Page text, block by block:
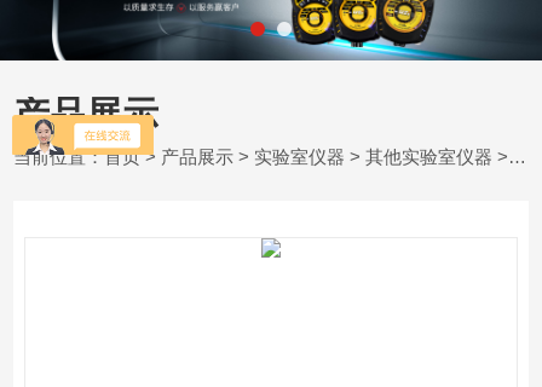
产品展示
当前位置：首页> 产品展示 > 实验室仪器 >其他实验室仪器 > 美国基准BSH1002-E两块数字实验仪器干浴槽